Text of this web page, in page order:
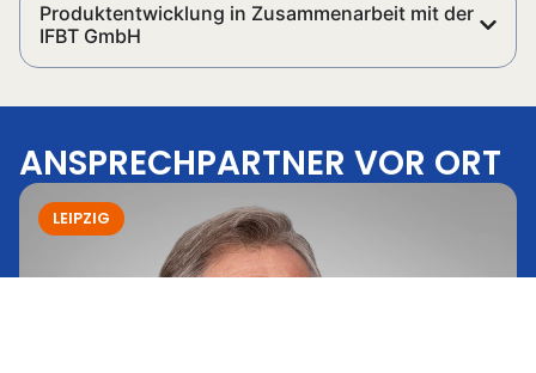
Produktentwicklung in Zusammenarbeit mit der
IFBT GmbH
ANSPRECHPARTNER VOR ORT
LEIPZIG